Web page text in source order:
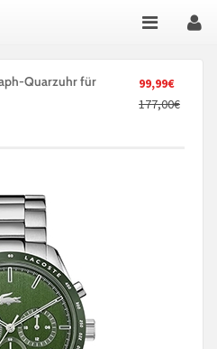
99,99€
177,00€
Quarzuhr für